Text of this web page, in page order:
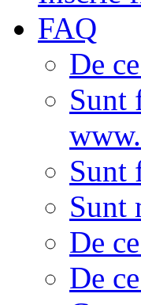
FAQ
De
Sunt
Sunt
Sunt
De
De